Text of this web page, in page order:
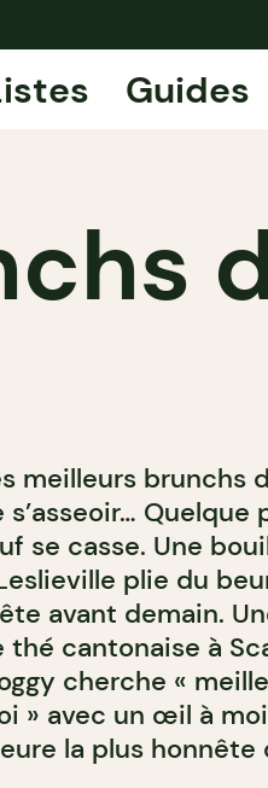
Guides
meilleurs brunchs
s’asseoir… Quelque
se casse. Une
plie du
avant demain.
thé cantonaise à
cherche «
» avec un œil à
la plus